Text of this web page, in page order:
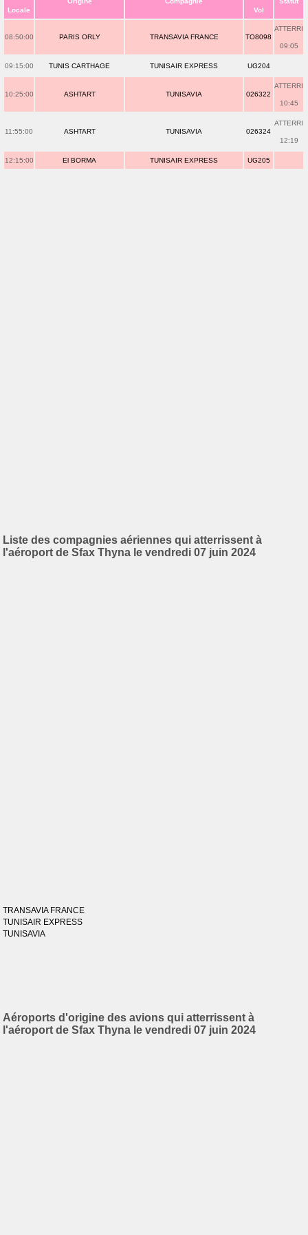
Locale Vol
08:50:00 PARIS ORLY TRANSAVIA FRANCE TO8098
ATTERRI
09:05
09:15:00 TUNIS CARTHAGE TUNISAIR EXPRESS UG204
10:25:00 ASHTART TUNISAVIA 026322
ATTERRI
10:45
11:55:00 ASHTART TUNISAVIA 026324
ATTERRI
12:19
12:15:00 El BORMA TUNISAIR EXPRESS UG205
Liste des compagnies aériennes qui atterrissent à
l'aéroport de Sfax Thyna le vendredi 07 juin 2024
TRANSAVIA FRANCE
TUNISAIR EXPRESS
TUNISAVIA
Aéroports d'origine des avions qui atterrissent à
l'aéroport de Sfax Thyna le vendredi 07 juin 2024